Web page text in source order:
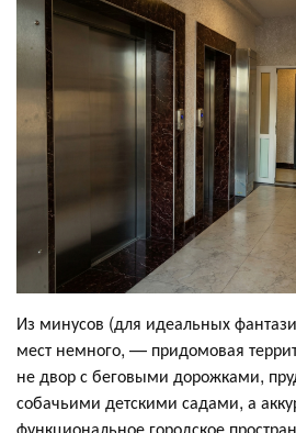
Из минусов (для идеальных
мест немного, — придомовая
не двор с беговыми дорожками,
собачьими детскими садами, а
функциональное городское